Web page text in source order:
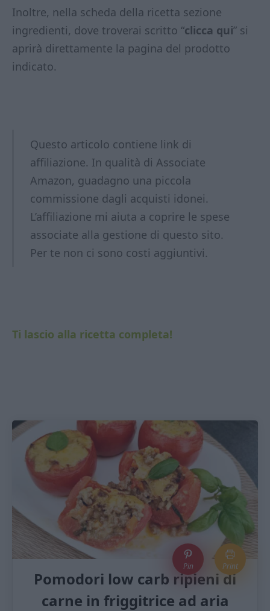
Inoltre, nella scheda della ricetta sezione
ingredienti, dove troverai scritto “clicca qui” si
aprirà direttamente la pagina del prodotto
indicato.
Questo articolo contiene link di
affiliazione. In qualità di Associate
Amazon, guadagno una piccola
commissione dagli acquisti idonei.
L’affiliazione mi aiuta a coprire le spese
associate alla gestione di questo sito.
Per te non ci sono costi aggiuntivi.
Ti lascio alla ricetta completa!
Pin Print
Pomodori low carb ripieni di
carne in friggitrice ad aria